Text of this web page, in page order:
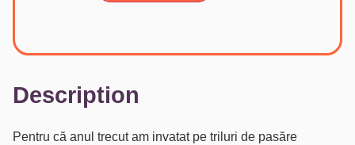
Description
Pentru că anul trecut am invatat pe triluri de pasăre